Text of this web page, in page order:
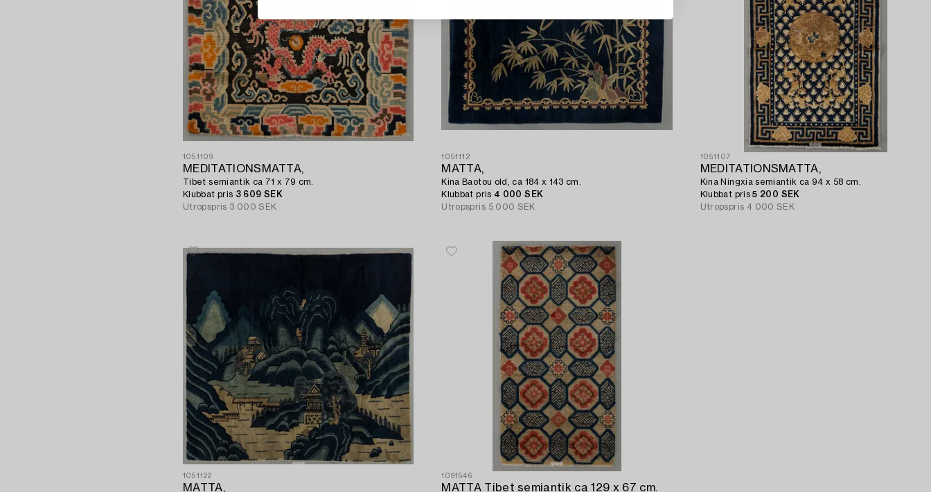
1051109
MEDITATIONSMATTA,
Tibet semiantik ca 71 x 79 cm.
Klubbat pris 3 609 SEK
Utropspris 3 000 SEK
1051112
MATTA,
Kina Baotou old, ca 184 x 143 cm.
Klubbat pris 4 000 SEK
Utropspris 5 000 SEK
1051107
MEDITATIONSMATTA,
Kina Ningxia semiantik ca 94 x 58 cm.
Klubbat pris5 200 SEK
Utropspris 4 000 SEK
1051122
MATTA,
1091546
MATTA Tibet semiantik ca 129 x 67 cm.